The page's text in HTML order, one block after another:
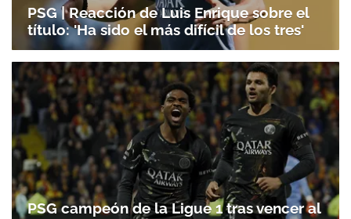
PSG | Reacción de Luis Enrique sobre el
título: 'Ha sido el más difícil de los tres'
PSG campeón de la Ligue 1 tras vencer al